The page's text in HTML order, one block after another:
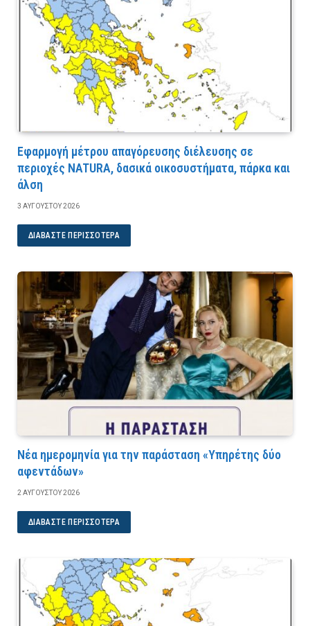
Εφαρμογή μέτρου απαγόρευσης διέλευσης σε
περιοχές NATURA, δασικά οικοσυστήματα, πάρκα και
άλση
3 ΑΥΓΟΎΣΤΟΥ 2026
ΔΙΑΒΆΣΤΕ ΠΕΡΙΣΣΌΤΕΡΑ
Νέα ημερομηνία για την παράσταση «Υπηρέτης δύο
αφεντάδων»
2 ΑΥΓΟΎΣΤΟΥ 2026
ΔΙΑΒΆΣΤΕ ΠΕΡΙΣΣΌΤΕΡΑ